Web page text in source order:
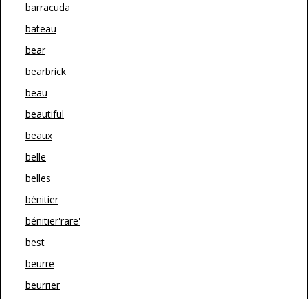
barracuda
bateau
bear
bearbrick
beau
beautiful
beaux
belle
belles
bénitier
bénitier'rare'
best
beurre
beurrier